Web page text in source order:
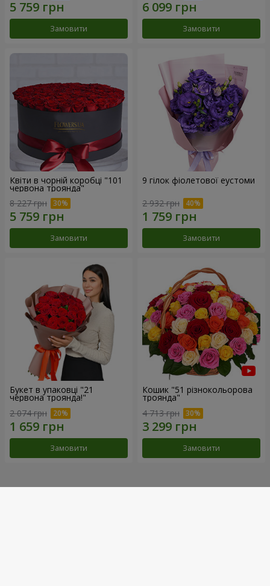
Замовити Замовити
Квіти в чорній коробці "101
червона троянда"
8 227 грн
Замовити
9 гілок фіолетової еустоми
2 932 грн
Замовити
Букет в упаковці "21
червона троянда!"
2 074 грн
Замовити
Кошик "51 різнокольорова
троянда"
4 713 грн
Замовити